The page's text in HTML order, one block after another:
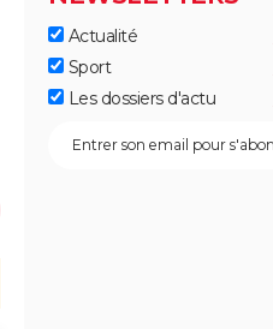
Actualité
Sport
Les dossiers d'actu